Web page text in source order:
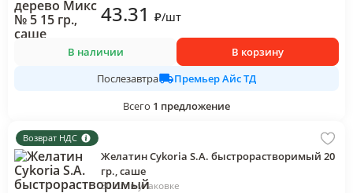
43.31 ₽/шт
В наличии
В корзину
Послезавтра
Премьер Айс ТД
Всего 1 предложение
Возврат НДС
Желатин Cykoria S.A. быстрорастворимый 20
гр., саше
30 шт в упаковке